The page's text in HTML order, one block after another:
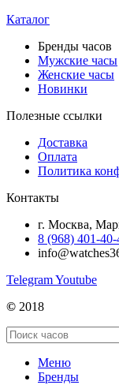
Каталог
Бренды часов
Мужские часы
Женские часы
Новинки
Полезные ссылки
Доставка
Оплата
Политика
Контакты
г. Москва,
8 (968) 401-40-
TelegramYoutube
© 2018
Меню
Бренды